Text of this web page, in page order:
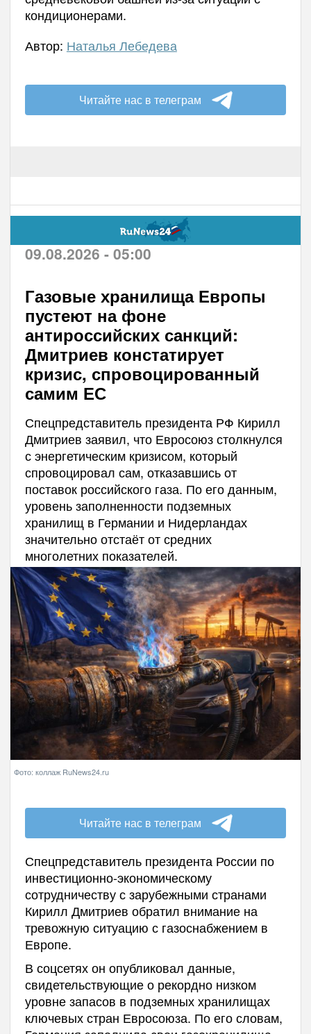
кондиционерами.
Автор: Наталья Лебедева
Читайте нас в телеграм
09.08.2026 - 05:00
Газовые хранилища Европы
пустеют на фоне
антироссийских санкций:
Дмитриев констатирует
кризис, спровоцированный
самим ЕС
Спецпредставитель президента РФ Кирилл
Дмитриев заявил, что Евросоюз столкнулся
с энергетическим кризисом, который
спровоцировал сам, отказавшись от
поставок российского газа. По его данным,
уровень заполненности подземных
хранилищ в Германии и Нидерландах
значительно отстаёт от средних
многолетних показателей.
Фото: коллаж RuNews24.ru
Читайте нас в телеграм
Спецпредставитель президента России по
инвестиционно-экономическому
сотрудничеству с зарубежными странами
Кирилл Дмитриев обратил внимание на
тревожную ситуацию с газоснабжением в
Европе.
В соцсетях он опубликовал данные,
свидетельствующие о рекордно низком
уровне запасов в подземных хранилищах
ключевых стран Евросоюза. По его словам,